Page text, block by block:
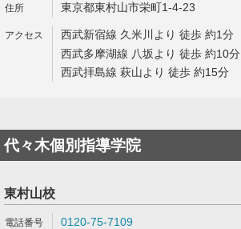
東京都東村山市栄町1-4-23
西武新宿線 久米川より 徒歩 約1分
西武多摩湖線 八坂より 徒歩 約10分
西武拝島線 萩山より 徒歩 約15分
代々木個別指導学院
東村山校
0120-75-7109